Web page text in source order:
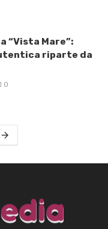
“Vista Mare”:
riparte da
0